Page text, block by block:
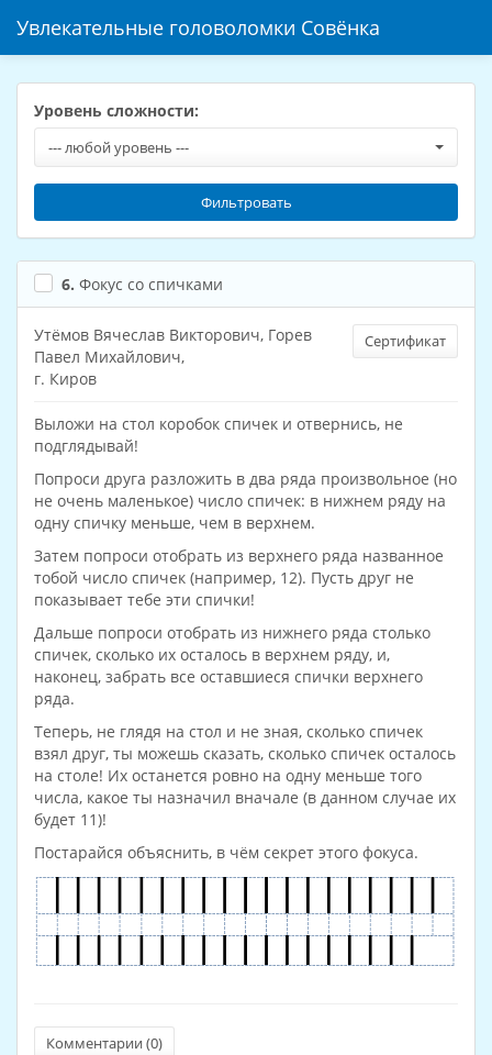
Увлекательные головоломки Совёнка
Уровень сложности:
--- любой уровень ---
Фильтровать
6. Фокус со спичками
Сертификат
Утёмов Вячеслав Викторович, Горев
Павел Михайлович,
г. Киров
Выложи на стол коробок спичек и отвернись, не
подглядывай!
Попроси друга разложить в два ряда произвольное (но
не очень маленькое) число спичек: в нижнем ряду на
одну спичку меньше, чем в верхнем.
Затем попроси отобрать из верхнего ряда названное
тобой число спичек (например, 12). Пусть друг не
показывает тебе эти спички!
Дальше попроси отобрать из нижнего ряда столько
спичек, сколько их осталось в верхнем ряду, и,
наконец, забрать все оставшиеся спички верхнего
ряда.
Теперь, не глядя на стол и не зная, сколько спичек
взял друг, ты можешь сказать, сколько спичек осталось
на столе! Их останется ровно на одну меньше того
числа, какое ты назначил вначале (в данном случае их
будет 11)!
Постарайся объяснить, в чём секрет этого фокуса.
Комментарии (0)